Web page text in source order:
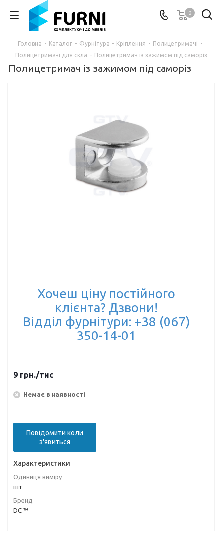
0
Головна - Каталог - Фурнітура - Кріплення - Полицетримачі -
Полицетримачі для скла - Полицетримач із зажимом під саморіз
Полицетримач із зажимом під саморіз
Хочеш ціну постійного
клієнта? Дзвони!
Відділ фурнітури: +38 (067)
350-14-01
9 грн./тис
Немає в наявності
Повідомити коли
з'явиться
Характеристики
Одиниця виміру
шт
Бренд
DC ™